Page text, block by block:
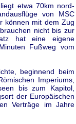
etwa 70km nord-
von MSC
können mit dem Zug
nicht bis zur
hat eine eigene
Fußweg vom
beginnend beim
Imperiums,
bis zum Kapitol,
der Europäischen
Verträge im Jahre